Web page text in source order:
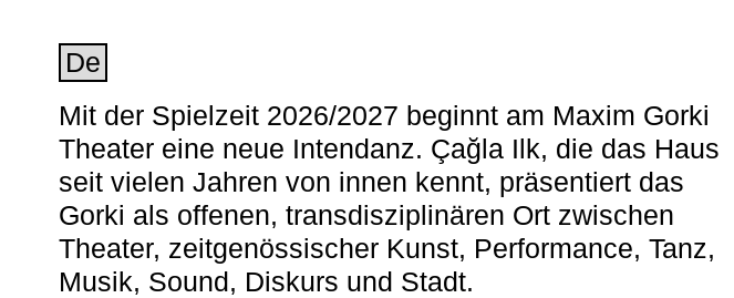
De
Mit der Spielzeit 2026/2027 beginnt am Maxim Gorki
Theater eine neue Intendanz. Çağla Ilk, die das Haus
seit vielen Jahren von innen kennt, präsentiert das
Gorki als offenen, transdisziplinären Ort zwischen
Theater, zeitgenössischer Kunst, Performance, Tanz,
Musik, Sound, Diskurs und Stadt.